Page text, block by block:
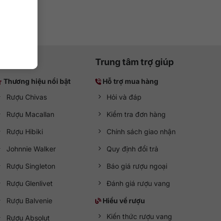
Thương hiệu nổi bật
Rượu Chivas
Rượu Macallan
Rượu Hibiki
Johnnie Walker
Rượu Singleton
Rượu Glenlivet
Rượu Balvenie
Rượu Absolut
Trung tâm trợ giúp
Hỗ trợ mua hàng
Hỏi và đáp
Kiểm tra đơn hàng
Chính sách giao nhận
Quy định đổi trả
Báo giá rượu ngoại
Đánh giá rượu vang
Hiểu về rượu
Kiến thức rượu vang